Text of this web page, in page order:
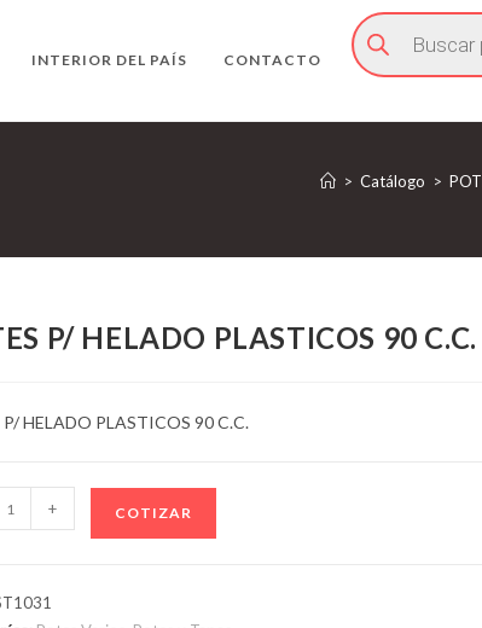
INTERIOR DEL PAÍS CONTACTO
Búsqueda
de
productos
> Catálogo >
P/ HELADO PLASTICOS 90 C.C.
P/ HELADO PLASTICOS 90 C.C.
+ COTIZAR